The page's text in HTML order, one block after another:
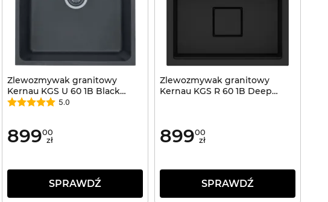
Zlewozmywak granitowy
Kernau KGS U 60 1B Black
Metallic
5.0
89900
zł
SPRAWDŹ
Zlewozmywak granitowy
Kernau KGS R 60 1B Deep
89900
zł
SPRAWDŹ